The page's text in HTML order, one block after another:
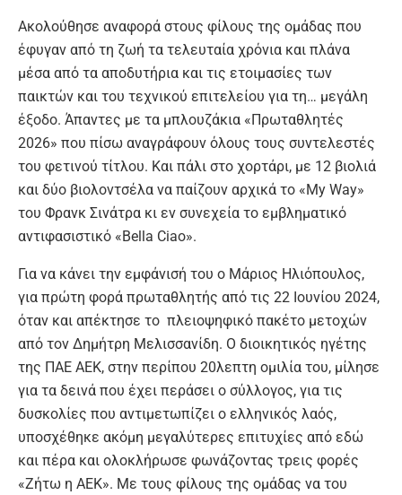
Ακολούθησε αναφορά στους φίλους της ομάδας που
έφυγαν από τη ζωή τα τελευταία χρόνια και πλάνα
μέσα από τα αποδυτήρια και τις ετοιμασίες των
παικτών και του τεχνικού επιτελείου για τη… μεγάλη
έξοδο. Άπαντες με τα μπλουζάκια «Πρωταθλητές
2026» που πίσω αναγράφουν όλους τους συντελεστές
του φετινού τίτλου. Και πάλι στο χορτάρι, με 12 βιολιά
και δύο βιολοντσέλα να παίζουν αρχικά το «My Way»
του Φρανκ Σινάτρα κι εν συνεχεία το εμβληματικό
αντιφασιστικό «Bella Ciao».
Για να κάνει την εμφάνισή του ο Μάριος Ηλιόπουλος,
για πρώτη φορά πρωταθλητής από τις 22 Ιουνίου 2024,
όταν και απέκτησε το πλειοψηφικό πακέτο μετοχών
από τον Δημήτρη Μελισσανίδη. Ο διοικητικός ηγέτης
της ΠΑΕ ΑΕΚ, στην περίπου 20λεπτη ομιλία του, μίλησε
για τα δεινά που έχει περάσει ο σύλλογος, για τις
δυσκολίες που αντιμετωπίζει ο ελληνικός λαός,
υποσχέθηκε ακόμη μεγαλύτερες επιτυχίες από εδώ
και πέρα και ολοκλήρωσε φωνάζοντας τρεις φορές
«Ζήτω η ΑΕΚ». Με τους φίλους της ομάδας να του